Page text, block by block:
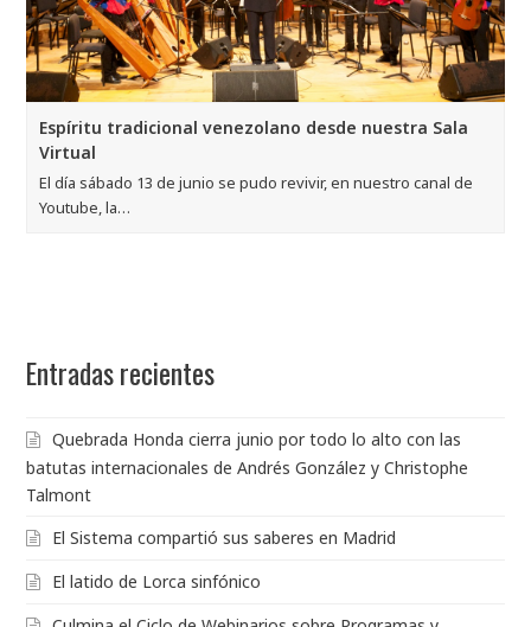
Espíritu tradicional venezolano desde nuestra Sala
Virtual
El día sábado 13 de junio se pudo revivir, en nuestro canal de
Youtube, la…
Entradas recientes
Quebrada Honda cierra junio por todo lo alto con las
batutas internacionales de Andrés González y Christophe
Talmont
El Sistema compartió sus saberes en Madrid
El latido de Lorca sinfónico